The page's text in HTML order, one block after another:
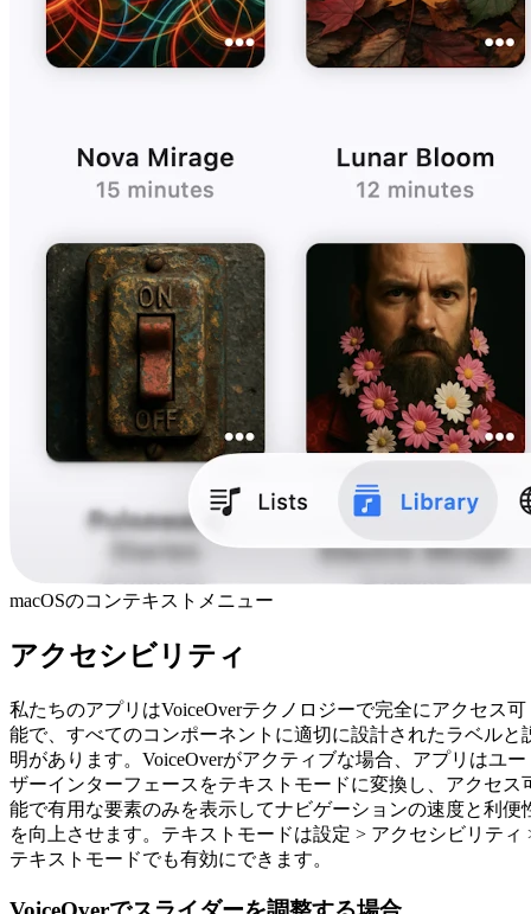
macOSのコンテキストメニュー
アクセシビリティ
私たちのアプリはVoiceOverテクノロジーで完全にアクセス可
能で、すべてのコンポーネントに適切に設計されたラベルと
明があります。VoiceOverがアクティブな場合、アプリはユー
ザーインターフェースをテキストモードに変換し、アクセス
能で有用な要素のみを表示してナビゲーションの速度と利便
を向上させます。テキストモードは設定 > アクセシビリティ
テキストモードでも有効にできます。